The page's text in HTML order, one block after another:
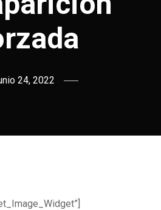
24, 2022